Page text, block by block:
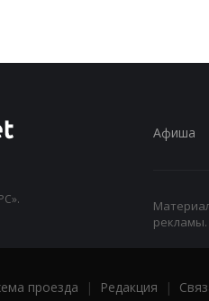
Афиша
рекламы.
проезда | Редакция |